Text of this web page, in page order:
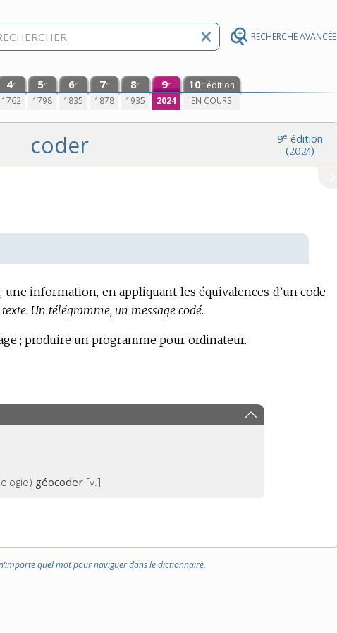
RECHERCHE AVANCÉE
4e
1762
5e
1798
6e
1835
7e
1878
8e
1935
9e
2024
10e édition
EN COURS
9e édition
(2024)
coder
information, en appliquant les équivalences d’un code
Un télégramme, un message codé.
; produire un programme pour ordinateur.
géocoder [v.]
quel mot pour naviguer dans le dictionnaire.